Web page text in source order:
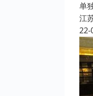
单
江
22-